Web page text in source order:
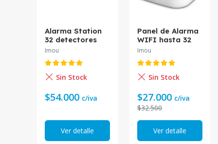
Alarma Station
32 detectores
Imou wifi 2,4 Ghz
ARC2000E-SW-
imou*
Imou
Sin Stock
$54.000 c/iva
Ver detalle
Panel de Alarma
WIFI hasta 32
dispositivos
Imou
Sin Stock
$27.000 c/iva
$32.500
Ver detalle